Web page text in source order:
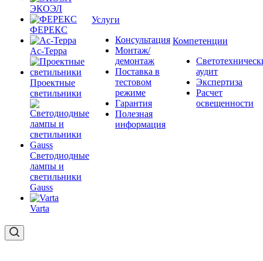
ЭКОЭЛ
ФЕРЕКС
Ас-Терра
Проектные
светильники
Светодиодные
лампы и
светильники
Gauss
Varta
Услуги
Консультация
Монтаж/
демонтаж
Поставка в
тестовом
режиме
Гарантия
Полезная
информация
Компетенции
аудит
Экспертиза
Расчет
освещенности